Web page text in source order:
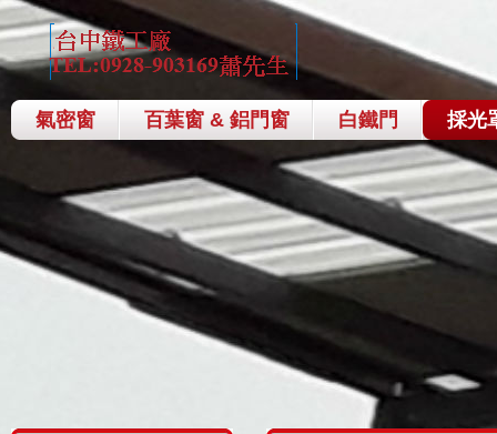
氣密窗 百葉窗 & 鋁門窗 白鐵門 採光